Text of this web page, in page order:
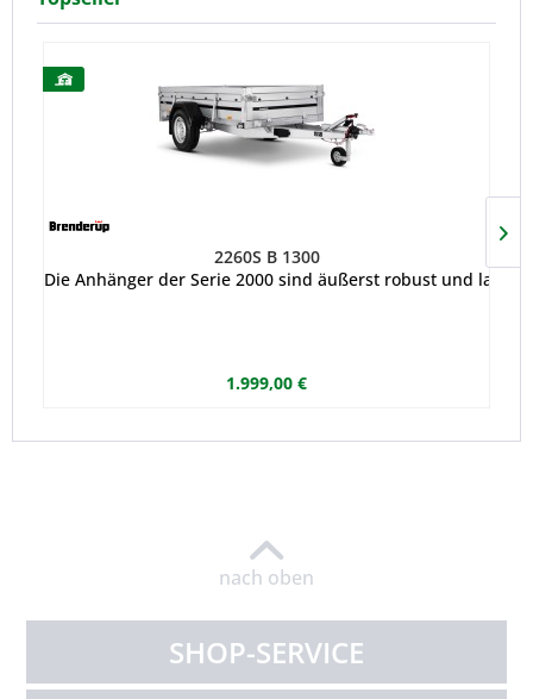
2260S B 1300
Die Anhänger der Serie 2000 sind äußerst robust und
1.999,00 €
nach oben
SHOP-SERVICE